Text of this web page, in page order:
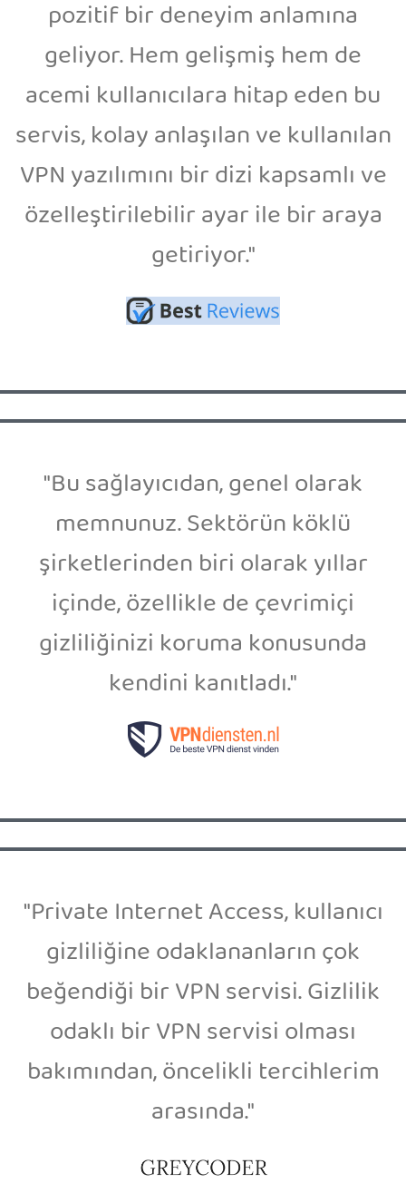
pozitif bir deneyim anlamına
geliyor. Hem gelişmiş hem de
acemi kullanıcılara hitap eden bu
servis, kolay anlaşılan ve kullanılan
VPN yazılımını bir dizi kapsamlı ve
özelleştirilebilir ayar ile bir araya
getiriyor."
"Bu sağlayıcıdan, genel olarak
memnunuz. Sektörün köklü
şirketlerinden biri olarak yıllar
içinde, özellikle de çevrimiçi
gizliliğinizi koruma konusunda
kendini kanıtladı."
"Private Internet Access, kullanıcı
gizliliğine odaklananların çok
beğendiği bir VPN servisi. Gizlilik
odaklı bir VPN servisi olması
bakımından, öncelikli tercihlerim
arasında."